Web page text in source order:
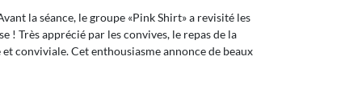
la séance, le groupe «Pink Shirt» a revisité les
! Très apprécié par les convives, le repas de la
conviviale. Cet enthousiasme annonce de beaux